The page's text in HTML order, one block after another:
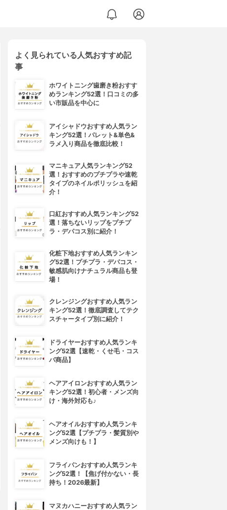
よく見られている人気おすすめ記
事
ホワイトニング歯磨き粉おすす
めランキング52選！口コミの多
い市販品を中心に
アイシャドウおすすめ人気ラン
キング52選！パレット&単色&
ラメ入り商品を徹底比較！
マニキュア人気ランキング52
選！おすすめのプチプラや速乾
タイプのネイルポリッシュを紹
介！
口紅おすすめ人気ランキング52
選！落ちないリップをプチプ
ラ・デパコス別に紹介！
化粧下地おすすめ人気ランキン
グ52選！プチプラ・デパコス・
敏感肌向けナチュラル商品も登
場！
クレンジングおすすめ人気ラン
キング52選！徹底調査してテク
スチャータイプ別に紹介！
ドライヤーおすすめ人気ランキ
ング52選【速乾・くせ毛・コス
パ商品】
ヘアアイロンおすすめ人気ラン
キング52選！初心者・メンズ向
け・海外対応も♪
ヘアオイルおすすめ人気ランキ
ング52選【プチプラ・髪質別や
メンズ向けも！】
フライパンおすすめ人気ランキ
ング52選！【焦げ付かない・長
持ち！2026最新】
マヌカハニーおすすめ人気ラン